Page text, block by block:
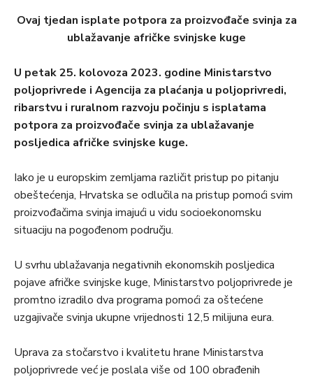
Ovaj tjedan isplate potpora za proizvođače svinja za
ublažavanje afričke svinjske kuge
U petak 25. kolovoza 2023. godine Ministarstvo
poljoprivrede i Agencija za plaćanja u poljoprivredi,
ribarstvu i ruralnom razvoju počinju s isplatama
potpora za proizvođače svinja za ublažavanje
posljedica afričke svinjske kuge.
Iako je u europskim zemljama različit pristup po pitanju
obeštećenja, Hrvatska se odlučila na pristup pomoći svim
proizvođačima svinja imajući u vidu socioekonomsku
situaciju na pogođenom području.
U svrhu ublažavanja negativnih ekonomskih posljedica
pojave afričke svinjske kuge, Ministarstvo poljoprivrede je
promtno izradilo dva programa pomoći za oštećene
uzgajivače svinja ukupne vrijednosti 12,5 milijuna eura.
Uprava za stočarstvo i kvalitetu hrane Ministarstva
poljoprivrede već je poslala više od 100 obrađenih